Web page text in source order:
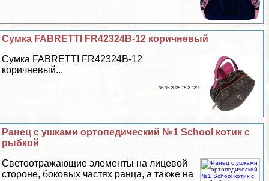
Сумка FABRETTI FR42324B-12 коричневый
Сумка FABRETTI FR42324B-12
коричневый...
06 07 2026 15:23:20
Ранец с ушками ортопедический №1 School котик с
рыбкой
Светоотражающие элементы на лицевой
стороне, боковых частях ранца, а также на